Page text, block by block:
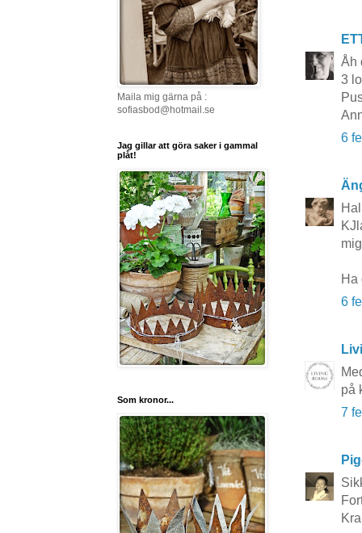
Åh
3
6
Ha
6
på
7
Maila mig gärna på :
sofiasbod@hotmail.se
Jag gillar att göra saker i gammal
plåt!
Som kronor...